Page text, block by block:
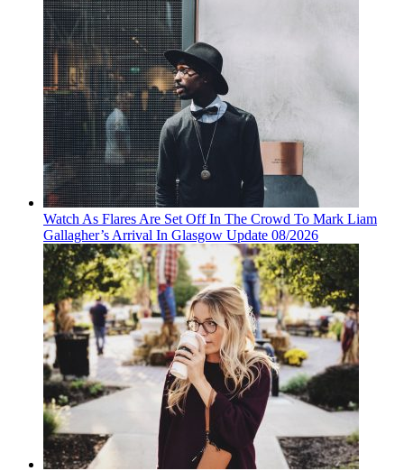
Watch As Flares Are Set Off In The Crowd To Mark Liam
Gallagher’s Arrival In Glasgow Update 08/2026